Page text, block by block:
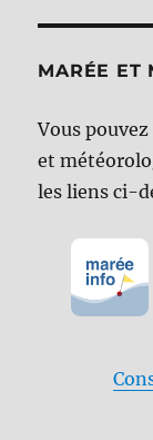
MARÉE ET
Vous
et
les liens ci-